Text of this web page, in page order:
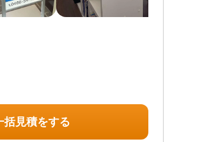
括見積をする